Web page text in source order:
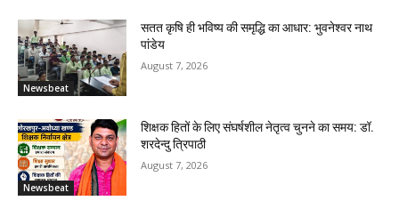
Newsbeat
सतत कृषि ही भविष्य की समृद्धि का आधार: भुवनेश्वर नाथ
पांडेय
August 7, 2026
Newsbeat
शिक्षक हितों के लिए संघर्षशील नेतृत्व चुनने का समय: डॉ.
शरदेन्दु त्रिपाठी
August 7, 2026